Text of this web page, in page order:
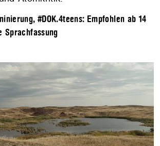
, #DOK.4teens: Empfohlen ab 14
Sprachfassung